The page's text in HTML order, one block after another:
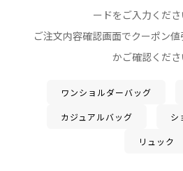
ードをご入力くださ
ご注文内容確認画面でクーポン
かご確認くださ
ワンショルダーバッグ
カジュアルバッグ シ
リュック